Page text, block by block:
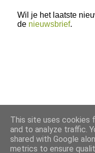
Wil je het laatste
de nieuwsbrief.
This site uses cookies
and to analyze traffic.
shared with Google
metrics to ensure